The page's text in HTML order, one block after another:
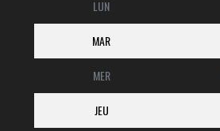
LUN
MAR
MER
JEU